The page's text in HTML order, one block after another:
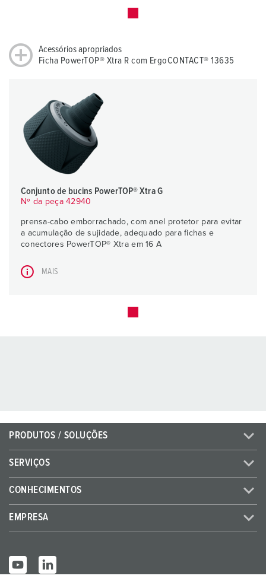
Acessórios apropriados
Ficha PowerTOP® Xtra R com ErgoCONTACT® 13635
Conjunto de bucins PowerTOP® Xtra G
Nº da peça 42940
prensa-cabo emborrachado, com anel protetor para evitar
a acumulação de sujidade, adequado para fichas e
conectores PowerTOP® Xtra em 16 A
MAIS
PRODUTOS / SOLUÇÕES
SERVIÇOS
CONHECIMENTOS
EMPRESA